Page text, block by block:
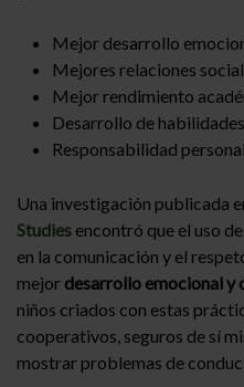
Mejor desarrollo
Mejores relaciones
Mejor rendimiento
Desarrollo de
Responsabilidad personal
Una investigación publicada
Studies encontró que el uso
en la comunicación y el
mejor desarrollo emocional y
niños criados con estas
cooperativos, seguros de sí
mostrar problemas de